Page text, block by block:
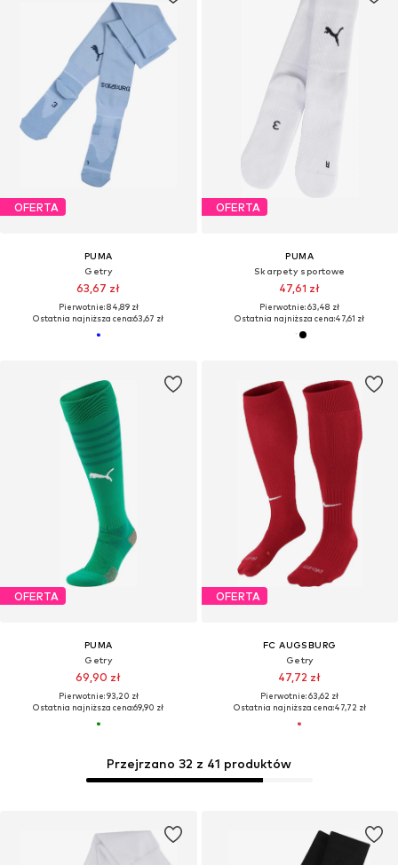
OFERTA
PUMA
Getry
63,67 zł
Pierwotnie: 84,89 zł
Ostatnia najniższa cena:63,67 zł
OFERTA
PUMA
Skarpety sportowe
47,61 zł
Pierwotnie: 63,48 zł
Ostatnia najniższa cena:47,61 zł
OFERTA
PUMA
Getry
69,90 zł
Pierwotnie: 93,20 zł
Ostatnia najniższa cena:69,90 zł
OFERTA
FC AUGSBURG
Getry
47,72 zł
Pierwotnie: 63,62 zł
Ostatnia najniższa cena:47,72 zł
Przejrzano 32 z 41 produktów